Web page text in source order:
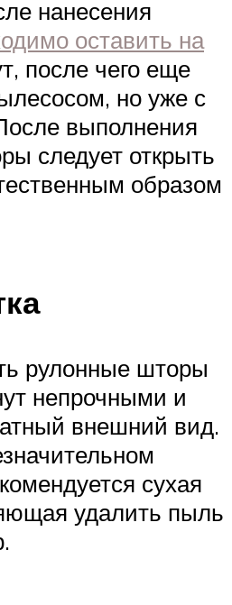
нанесения
оставить на
после чего еще
но уже с
выполнения
следует открыть
образом
рулонные шторы
непрочными и
внешний вид.
сухая
удалить пыль